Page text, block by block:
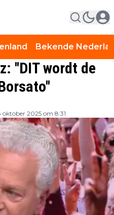
Bekende
''DIT wordt de
oktober 2025 om 8:31